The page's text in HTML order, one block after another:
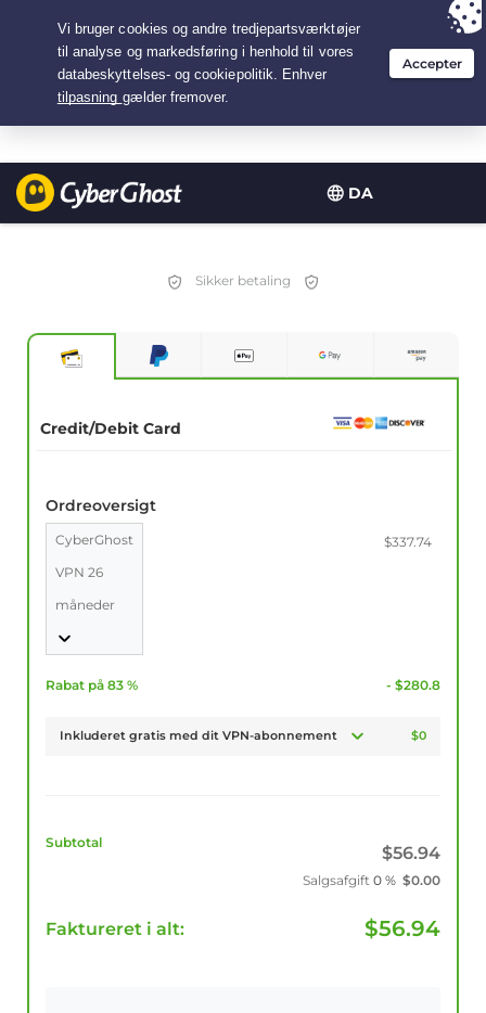
DA
Your choice:The Best Dealfor 2.1666666666667-years at $
/month
Sikker betaling
Credit/Debit Card
Ordreoversigt
CyberGhost
VPN 26
måneder
$337.74
Rabat på 83 % - $280.8
Inkluderet gratis med dit VPN-abonnement $0
Subtotal
$56.94
Salgsafgift 0 % $0.00
Faktureret i alt: $56.94